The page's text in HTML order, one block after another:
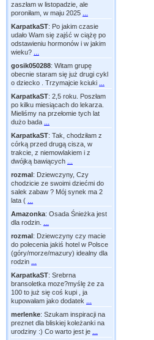
zaszłam w listopadzie, ale
poroniłam, w maju 2025
KarpatkaST: Po jakim czasie
udało Wam się zajść w ciążę po
odstawieniu hormonów i w jakim
wieku?
gosik050288: Witam grupę
obecnie staram się już drugi cykl
o dziecko . Trzymajcie kciuki
KarpatkaST: 2,5 roku. Poszłam
po kilku miesiącach do lekarza.
Mieliśmy na przełomie tych lat
dużo bada
KarpatkaST: Tak, chodziłam z
córką przed drugą cisza, w
trakcie, z niemowlakiem i z
dwójką bawiących
rozmal: Dziewczyny, Czy
chodzicie ze swoimi dziećmi do
salek zabaw ? Mój synek ma 2
lata (
Amazonka: Osada Śnieżka jest
dla rodzin.
rozmal: Dziewczyny czy macie
do polecenia jakiś hotel w Polsce
(góry/morze/mazury) idealny dla
rodzin
KarpatkaST: Srebrna
bransoletka moze?myślę że za
100 to już się coś kupi , ja
kupowałam jako dodatek
merlenke: Szukam inspiracji na
preznet dla bliskiej koleżanki na
urodziny :) Co warto jest je